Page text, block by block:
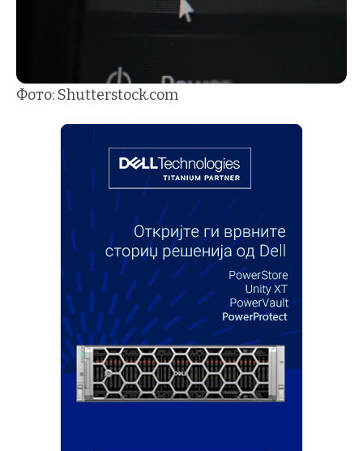
Фото: Shutterstock.com